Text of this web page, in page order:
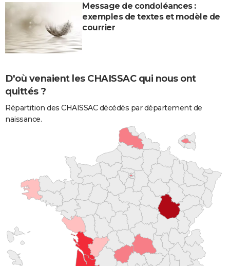
Message de condoléances :
exemples de textes et modèle de
courrier
D'où venaient les CHAISSAC qui nous ont
quittés ?
Répartition des CHAISSAC décédés par département de
naissance.